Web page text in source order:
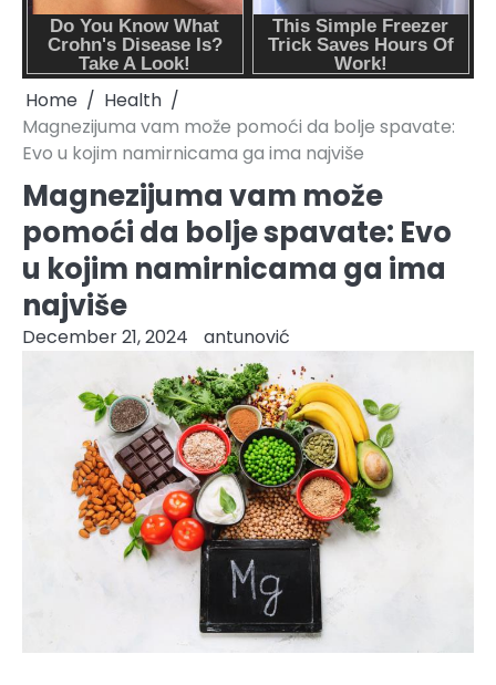
Home
Health
Magnezijuma vam može pomoći da bolje spavate:
Evo u kojim namirnicama ga ima najviše
Magnezijuma vam može
pomoći da bolje spavate: Evo
u kojim namirnicama ga ima
najviše
December 21, 2024 antunović